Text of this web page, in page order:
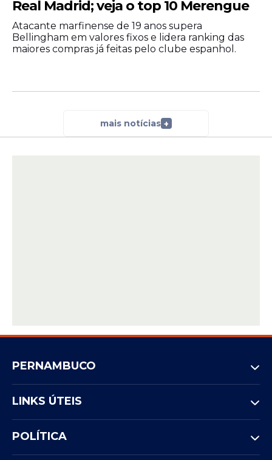
Real Madrid; veja o top 10 Merengue
Atacante marfinense de 19 anos supera
Bellingham em valores fixos e lidera ranking das
maiores compras já feitas pelo clube espanhol.
mais notícias +
PERNAMBUCO
LINKS ÚTEIS
POLÍTICA